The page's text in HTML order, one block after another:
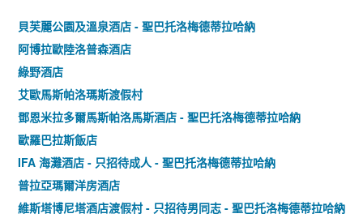
貝芙麗公園及溫泉酒店 - 聖巴托洛梅德蒂拉哈納
阿博拉歐陸洛普森酒店
綠野酒店
艾歐馬斯帕洛瑪斯渡假村
鄧恩米拉多爾馬斯帕洛馬斯酒店 - 聖巴托洛梅德蒂拉哈納
歐羅巴拉斯飯店
IFA 海灘酒店 - 只招待成人 - 聖巴托洛梅德蒂拉哈納
普拉亞瑪爾洋房酒店
維斯塔博尼塔酒店渡假村 - 只招待男同志 - 聖巴托洛梅德蒂拉哈納